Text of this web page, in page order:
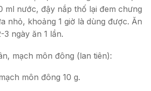
ml nước, đậy nắp thố lại đem chưng
nhỏ, khoảng 1 giờ là dùng được. Ăn
3 ngày ăn 1 lần.
mạch môn đông (lan tiên):
môn đông 10 g.